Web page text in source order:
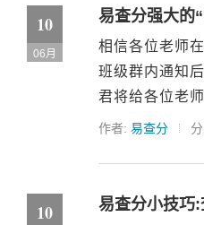
10
06月
易查分强大的
相信各位老师
班级群内通知
君将给各位老
作者: 易查分
10 易查分小技巧